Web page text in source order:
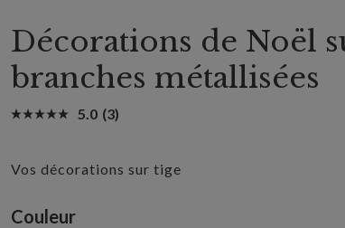
Décorations de Noël
branches métallisées
5.0 (3)
Vos décorations sur tige
Variant selection
Couleur